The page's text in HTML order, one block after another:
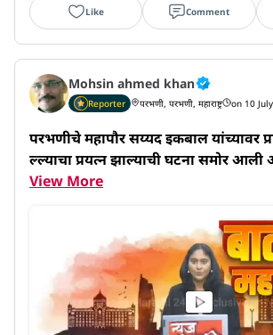
Like Comment
Mohsin ahmed khan
Reporter परभणी, परभणी, महाराष्ट्र on 10 July
परभणीचे महापौर सय्यद इकबाल यांच्यावर
ल्ल्याचा प्रयत्न झाल्याची घटना समोर
View More